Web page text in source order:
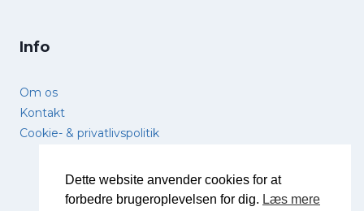
Info
Om os
Kontakt
Cookie- & privatlivspolitik
Dette website anvender cookies for at
forbedre brugeroplevelsen for dig. Læs mere